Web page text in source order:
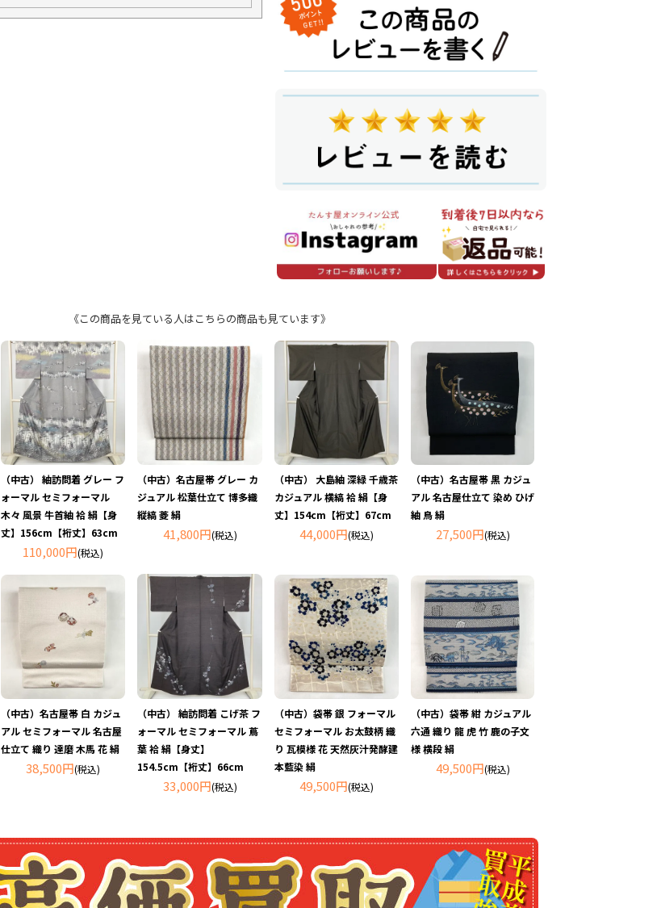
《この商品を見ている人はこちらの商品も見ています》
（中古） 紬訪問着 グレー フ
ォーマル セミフォーマル
木々 風景 牛首紬 袷 絹【身
丈】156cm【裄丈】63cm
110,000円(税込)
（中古）名古屋帯 グレー カ
ジュアル 松葉仕立て 博多織
縦縞 菱 絹
41,800円(税込)
（中古） 大島紬 深緑 千歳茶
カジュアル 横縞 袷 絹【身
丈】154cm【裄丈】67cm
44,000円(税込)
（中古）名古屋帯 黒 カジュ
アル 名古屋仕立て 染め ひげ
紬 鳥 絹
27,500円(税込)
（中古）名古屋帯 白 カジュ
アル セミフォーマル 名古屋
仕立て 織り 達磨 木馬 花 絹
38,500円(税込)
（中古） 紬訪問着 こげ茶 フ
ォーマル セミフォーマル 蔦
葉 袷 絹【身丈】
154.5cm【裄丈】66cm
33,000円(税込)
（中古）袋帯 銀 フォーマル
セミフォーマル お太鼓柄 織
り 瓦模様 花 天然灰汁発酵建
本藍染 絹
49,500円(税込)
（中古）袋帯 紺 カジュアル
六通 織り 龍 虎 竹 鹿の子文
様 横段 絹
49,500円(税込)